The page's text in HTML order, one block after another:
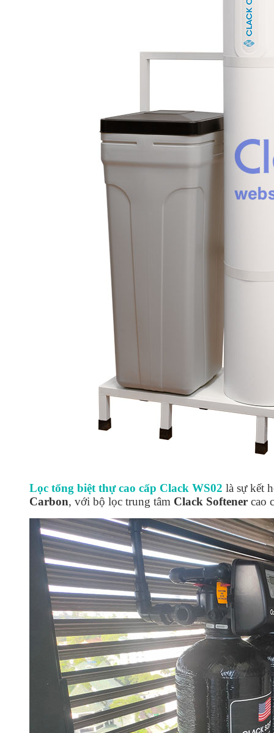
Lọc tổng biệt thự cao cấp Clack WS02 là sự kết
Carbon, với bộ lọc trung tâm Clack Softener cao